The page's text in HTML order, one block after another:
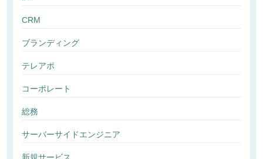
CRM
ブランディング
テレアポ
コーポレート
総務
サーバーサイドエンジニア